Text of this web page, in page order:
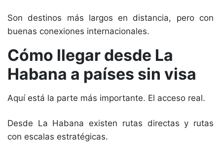
Son destinos más largos en distancia, pero con
buenas conexiones internacionales.
Cómo llegar desde La
Habana a países sin visa
Aquí está la parte más importante. El acceso real.
Desde La Habana existen rutas directas y rutas
con escalas estratégicas.